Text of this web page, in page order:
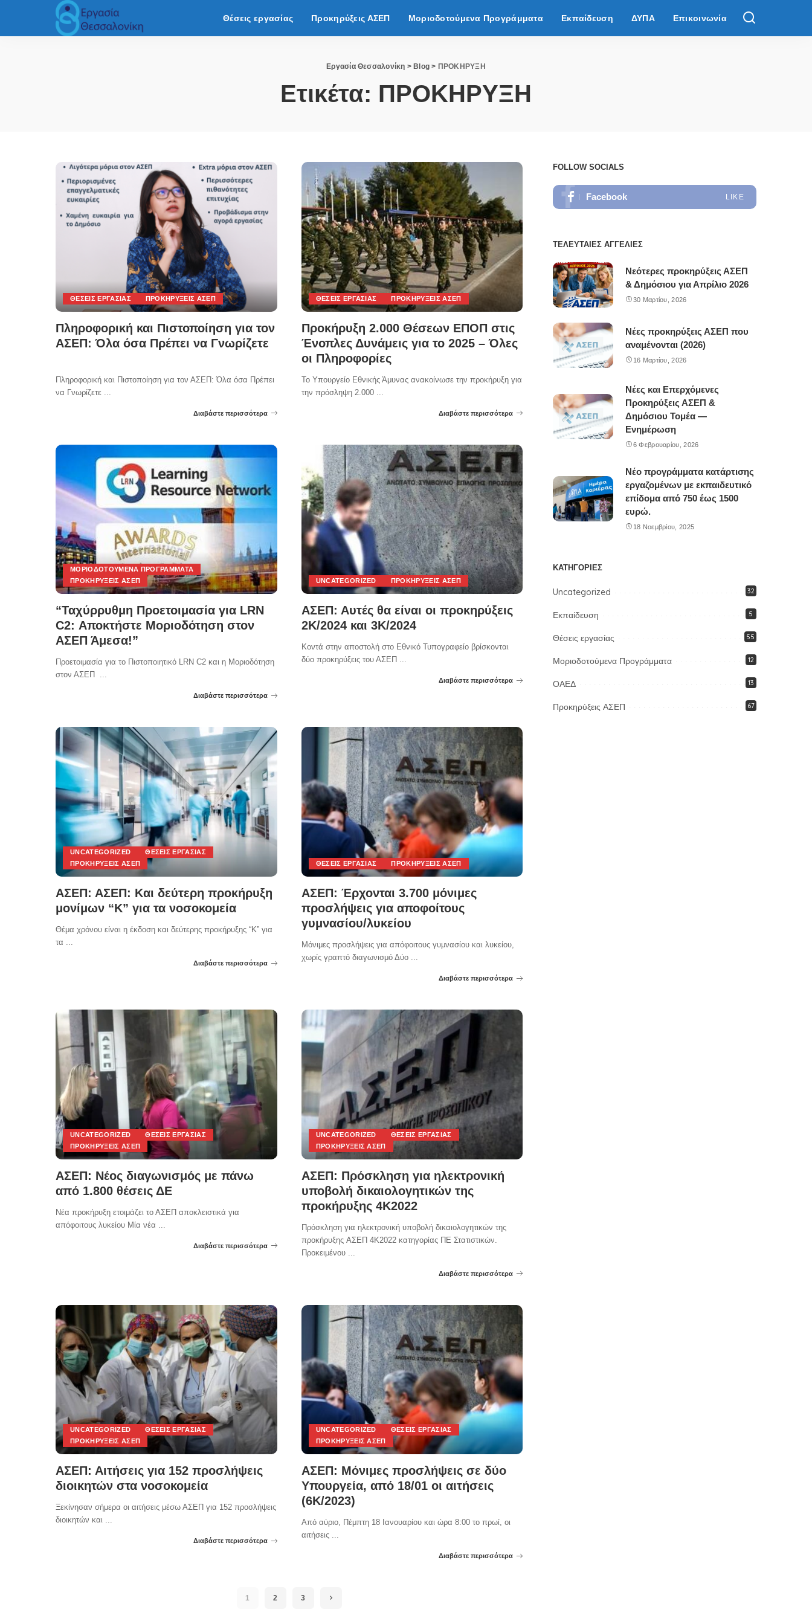
Θέσεις εργασίας Προκηρύξεις ΑΣΕΠ Μοριοδοτούμενα Προγράμματα Εκπαίδευση ΔΥΠΑ Επικοινωνία
Εργασία Θεσσαλονίκη > Blog > ΠΡΟΚΗΡΥΞΗ
Ετικέτα: ΠΡΟΚΗΡΥΞΗ
ΘΈΣΕΙΣ ΕΡΓΑΣΊΑΣ ΠΡΟΚΗΡΎΞΕΙΣ ΑΣΕΠ
Πληροφορική και Πιστοποίηση για τον
ΑΣΕΠ: Όλα όσα Πρέπει να Γνωρίζετε
Πληροφορική και Πιστοποίηση για τον ΑΣΕΠ: Όλα όσα Πρέπει
να Γνωρίζετε
Διαβάστε περισσότερα
ΘΈΣΕΙΣ ΕΡΓΑΣΊΑΣ ΠΡΟΚΗΡΎΞΕΙΣ ΑΣΕΠ
Προκήρυξη 2.000 Θέσεων ΕΠΟΠ στις
Ένοπλες Δυνάμεις για το 2025 – Όλες
οι Πληροφορίες
Το Υπουργείο Εθνικής Άμυνας ανακοίνωσε την προκήρυξη για
την πρόσληψη 2.000
Διαβάστε περισσότερα
ΜΟΡΙΟΔΟΤΟΎΜΕΝΑ ΠΡΟΓΡΆΜΜΑΤΑ
ΠΡΟΚΗΡΎΞΕΙΣ ΑΣΕΠ
“Ταχύρρυθμη Προετοιμασία για LRN
C2: Αποκτήστε Μοριοδότηση στον
ΑΣΕΠ Άμεσα!”
Προετοιμασία για το Πιστοποιητικό LRN C2 και η Μοριοδότηση
στον ΑΣΕΠ ...
Διαβάστε περισσότερα
UNCATEGORIZED ΠΡΟΚΗΡΎΞΕΙΣ ΑΣΕΠ
ΑΣΕΠ: Αυτές θα είναι οι προκηρύξεις
2Κ/2024 και 3Κ/2024
Κοντά στην αποστολή στο Εθνικό Τυπογραφείο βρίσκονται
δύο προκηρύξεις του ΑΣΕΠ ...
Διαβάστε περισσότερα
UNCATEGORIZED
ΘΈΣΕΙΣ ΕΡΓΑΣΊΑΣ
ΠΡΟΚΗΡΎΞΕΙΣ ΑΣΕΠ
ΑΣΕΠ: ΑΣΕΠ: Και δεύτερη προκήρυξη
μονίμων “Κ” για τα νοσοκομεία
Θέμα χρόνου είναι η έκδοση και δεύτερης προκήρυξης “Κ” για
τα ...
Διαβάστε περισσότερα
ΘΈΣΕΙΣ ΕΡΓΑΣΊΑΣ ΠΡΟΚΗΡΎΞΕΙΣ ΑΣΕΠ
ΑΣΕΠ: Έρχονται 3.700 μόνιμες
προσλήψεις για αποφοίτους
γυμνασίου/λυκείου
Μόνιμες προσλήψεις για απόφοιτους γυμνασίου και λυκείου,
χωρίς γραπτό διαγωνισμό Δύο ...
Διαβάστε περισσότερα
UNCATEGORIZED
ΘΈΣΕΙΣ ΕΡΓΑΣΊΑΣ
ΠΡΟΚΗΡΎΞΕΙΣ ΑΣΕΠ
ΑΣΕΠ: Νέος διαγωνισμός με πάνω
από 1.800 θέσεις ΔΕ
Νέα προκήρυξη ετοιμάζει το ΑΣΕΠ αποκλειστικά για
απόφοιτους λυκείου Μία νέα
Διαβάστε περισσότερα
UNCATEGORIZED
ΘΈΣΕΙΣ ΕΡΓΑΣΊΑΣ
ΠΡΟΚΗΡΎΞΕΙΣ ΑΣΕΠ
ΑΣΕΠ: Πρόσκληση για ηλεκτρονική
υποβολή δικαιολογητικών της
προκήρυξης 4Κ2022
Πρόσκληση για ηλεκτρονική υποβολή δικαιολογητικών της
προκήρυξης ΑΣΕΠ 4Κ2022 κατηγορίας ΠΕ Στατιστικών.
Προκειμένου
Διαβάστε περισσότερα
UNCATEGORIZED
ΘΈΣΕΙΣ ΕΡΓΑΣΊΑΣ
ΠΡΟΚΗΡΎΞΕΙΣ ΑΣΕΠ
ΑΣΕΠ: Αιτήσεις για 152 προσλήψεις
διοικητών στα νοσοκομεία
Ξεκίνησαν σήμερα οι αιτήσεις μέσω ΑΣΕΠ για 152 προσλήψεις
διοικητών και ...
Διαβάστε περισσότερα
UNCATEGORIZED
ΘΈΣΕΙΣ ΕΡΓΑΣΊΑΣ
ΠΡΟΚΗΡΎΞΕΙΣ ΑΣΕΠ
ΑΣΕΠ: Μόνιμες προσλήψεις σε δύο
Υπουργεία, από 18/01 οι αιτήσεις
(6Κ/2023)
Από αύριο, Πέμπτη 18 Ιανουαρίου και ώρα 8:00 το πρωί, οι
αιτήσεις ...
Διαβάστε περισσότερα
1 2 3
FOLLOW SOCIALS
Facebook LIKE
ΤΕΛΕΥΤΑΊΕΣ ΑΓΓΕΛΊΕΣ
Νεότερες προκηρύξεις ΑΣΕΠ
& Δημόσιου για Απρίλιο 2026
30 Μαρτίου, 2026
Νέες προκηρύξεις ΑΣΕΠ που
αναμένονται (2026)
16 Μαρτίου, 2026
Νέες και Επερχόμενες
Προκηρύξεις ΑΣΕΠ &
Δημόσιου Τομέα —
Ενημέρωση
6 Φεβρουαρίου, 2026
Νέο προγράμματα κατάρτισης
εργαζομένων με εκπαιδευτικό
επίδομα από 750 έως 1500
ευρώ.
18 Νοεμβρίου, 2025
ΚΑΤΗΓΟΡΊΕΣ
Uncategorized 32
Εκπαίδευση 5
Θέσεις εργασίας 55
Μοριοδοτούμενα Προγράμματα 12
ΟΑΕΔ 13
Προκηρύξεις ΑΣΕΠ 67